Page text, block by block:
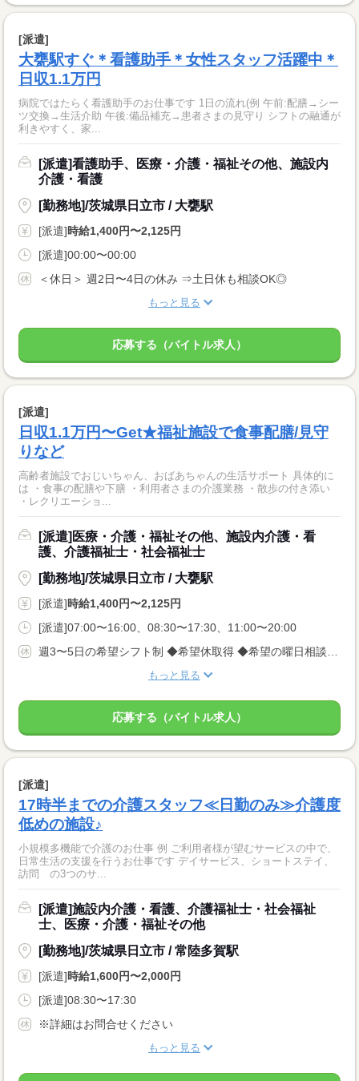
[派遣]
大甕駅すぐ＊看護助手＊女性スタッフ活躍中＊
日収1.1万円
病院ではたらく看護助手のお仕事です 1日の流れ(例 午前:配膳→シー
ツ交換→生活介助 午後:備品補充→患者さまの見守り シフトの融通が
利きやすく、家...
[派遣]看護助手、医療・介護・福祉その他、施設内
介護・看護
[勤務地]/茨城県日立市 / 大甕駅
[派遣]時給1,400円〜2,125円
[派遣]00:00〜00:00
＜休日＞ 週2日〜4日の休み ⇒土日休も相談OK◎
もっと見る
応募する（バイトル求人）
[派遣]
日収1.1万円〜Get★福祉施設で食事配膳/見守
りなど
高齢者施設でおじいちゃん、おばあちゃんの生活サポート 具体的に
は ・食事の配膳や下膳 ・利用者さまの介護業務 ・散歩の付き添い
・レクリエーショ...
[派遣]医療・介護・福祉その他、施設内介護・看
護、介護福祉士・社会福祉士
[勤務地]/茨城県日立市 / 大甕駅
[派遣]時給1,400円〜2,125円
[派遣]07:00〜16:00、08:30〜17:30、11:00〜20:00
もっと見る
応募する（バイトル求人）
[派遣]
17時半までの介護スタッフ≪日勤のみ≫介護度
低めの施設♪
小規模多機能で介護のお仕事 例 ご利用者様が望むサービスの中で、
日常生活の支援を行うお仕事です デイサービス、ショートステイ、
訪問 の3つのサ...
[派遣]施設内介護・看護、介護福祉士・社会福祉
士、医療・介護・福祉その他
[勤務地]/茨城県日立市 / 常陸多賀駅
[派遣]時給1,600円〜2,000円
[派遣]08:30〜17:30
※詳細はお問合せください
もっと見る